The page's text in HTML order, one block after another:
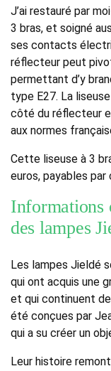
J’ai restauré par
3 bras, et soigné
ses contacts
réflecteur peut
permettant d’y
type E27. La
côté du réflecteur
aux normes
Cette liseuse à 3
euros, payables
Informations
des lampes
Les lampes Jieldé
qui ont acquis une
et qui continuent de
été conçues par
qui a su créer un
Leur histoire